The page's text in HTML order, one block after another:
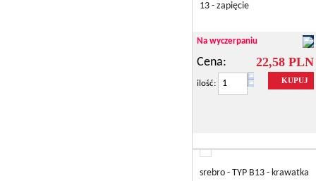
13 - zapięcie
Na wyczerpaniu
Cena: 22,58 PLN
ilość: KUPUJ
srebro - TYP B13 - krawatka